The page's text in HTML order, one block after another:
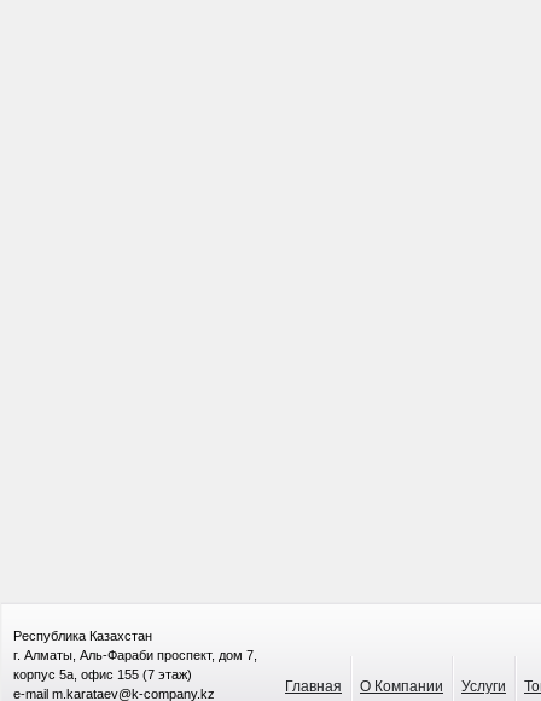
Республика Казахстан
г. Алматы, Аль-Фараби проспект, дом 7,
корпус 5а, офис 155 (7 этаж)
e-mail m.karataev@k-company.kz
Главная О Компании Услуги